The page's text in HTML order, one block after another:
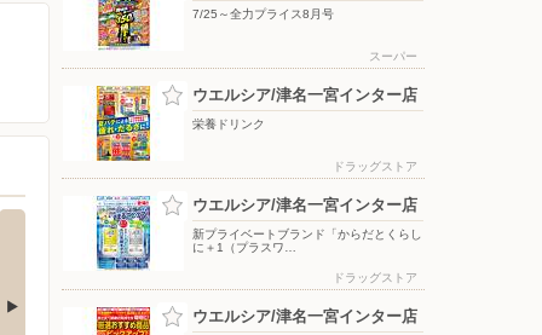
7/25～全力プライス8月号
スーパー
ウエルシア/津名一宮インター店
栄養ドリンク
ドラッグストア
ウエルシア/津名一宮インター店
新プライベートブランド「からだとくらし
に＋1（プラスワ…
ドラッグストア
ウエルシア/津名一宮インター店